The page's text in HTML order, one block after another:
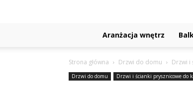
Aranżacja wnętrz
Strona główna Drzwi do domu Drzwi i
Drzwi do domu Drzwi i ścianki prysznicowe do